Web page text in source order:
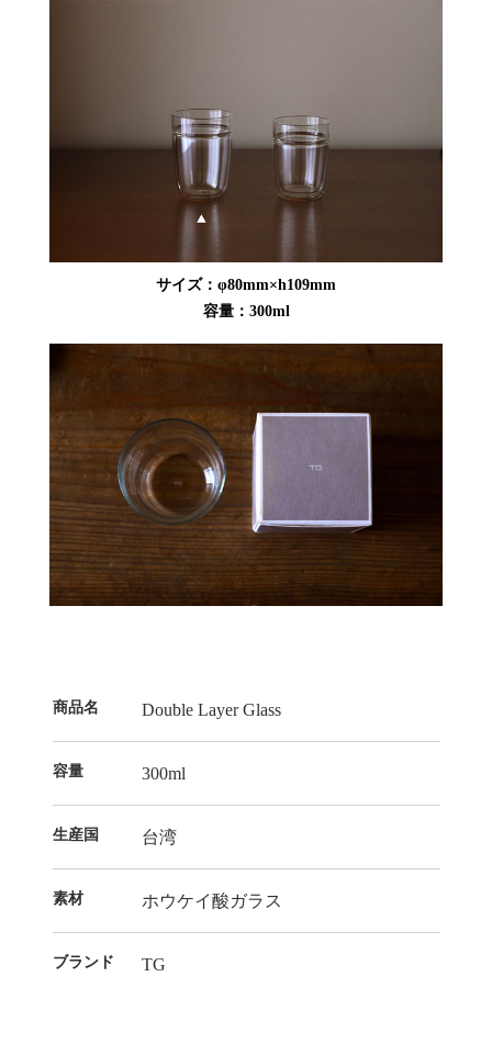
サイズ：φ80mm×h109mm
容量：300ml
商品名 Double Layer Glass
容量 300ml
生産国 台湾
素材 ホウケイ酸ガラス
ブランド TG